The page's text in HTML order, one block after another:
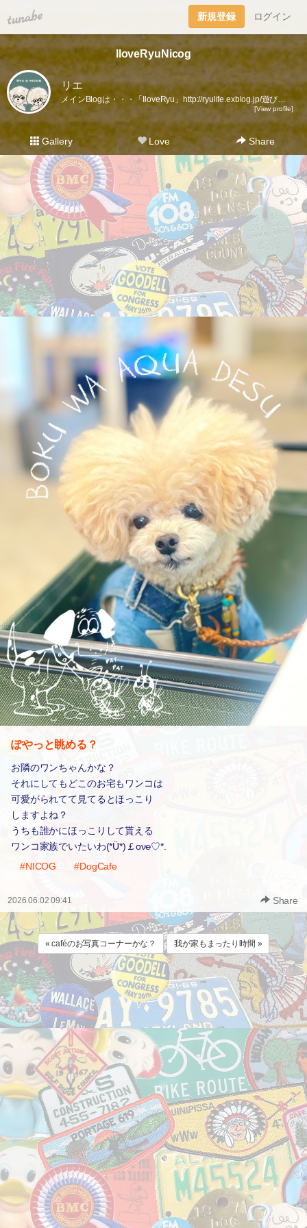
tuna.be 新規登録 ログイン
IloveRyuNicog
リエ
メインBlogは・・・「IloveRyu」http://ryulife.exblog.jp/遊びに来て下さい。※更新が滞ってますが辞めたわけじゃないのでアシカラズ。Instagram（IG）されてる方はそちらでもゼヒ絡んでね～ん。このBlogの管理人「りんりん」も50代半ばのおばちゃん。このBlogの主役は愛するﾘｭｳﾃｨﾝ＊2005．9.30生まれ♂2020/5/30天国へ旅立ちました。我が家のニュースターニコジ NICOG 2019.12.9生まれ♂2/27にお迎えしました！宜しく(*・ｖ・*)お願いします!管理人の家族、ﾊﾟﾊﾟ（60代前半！）にぃにことRinは社会人まっしぐら！時々家族ネタも有ります。携帯からのリアルタイム更新です！ほぼ・・（笑）
[View profile]
Gallery Love Share
ぽやっと眺める？
お隣のワンちゃんかな？
それにしてもどこのお宅もワンコは
可愛がられてて見てるとほっこり
しますよね？
うちも誰かにほっこりして貰える
ワンコ家族でいたいわ(*Ü*)￡ον℮♡*.
#NICOG
#DogCafe
2026.06.02 09:41 Share
« caféのお写真コーナーかな？ 我が家もまったり時間 »